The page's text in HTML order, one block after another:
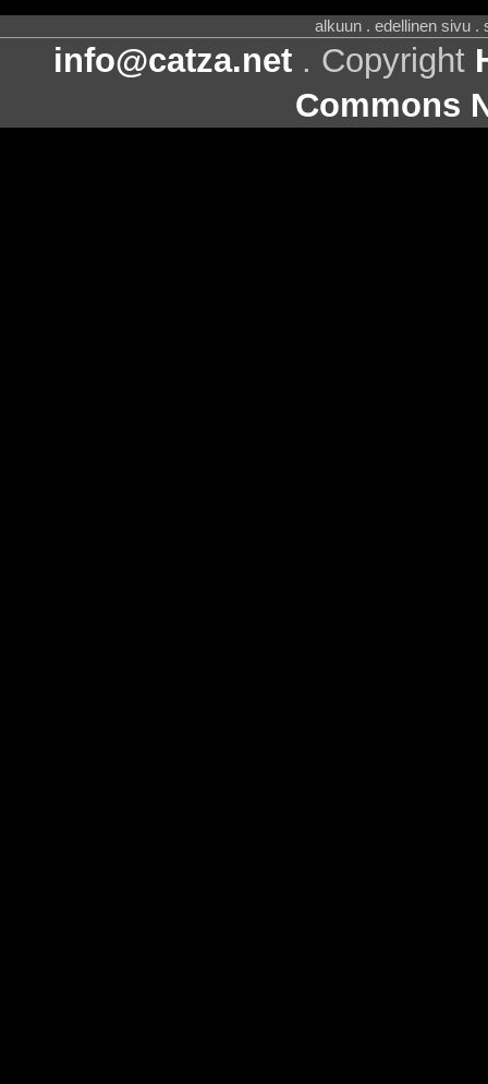
alkuun . edellinen sivu .
info@catza.net . Copyright
Commons